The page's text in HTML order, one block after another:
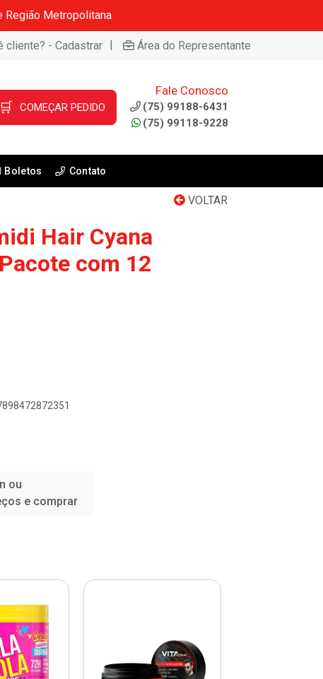
Região Metropolitana
cliente? - Cadastrar | Área do Representante
🛒 COMEÇAR PEDIDO
Fale Conosco
(75) 99188-6431
(75) 99118-9228
Boletos Contato
VOLTAR
Hair Cyana
com 12
ou
e comprar